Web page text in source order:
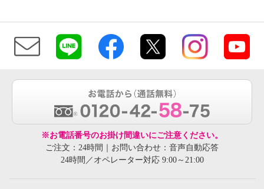
※お電話番号のお掛け間違いにご注意ください。
ご注文：24時間｜お問い合わせ：音声自動応答
24時間／オペレーター対応 9:00～21:00